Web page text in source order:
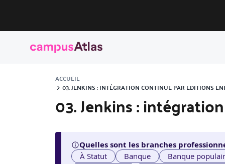
ACCUEIL
03. JENKINS : INTÉGRATION CONTINUE PAR EDITIONS ENI
03. Jenkins :
Quelles sont les branches
À Statut Banque Banque